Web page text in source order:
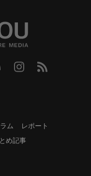
ム
レポート
め記事